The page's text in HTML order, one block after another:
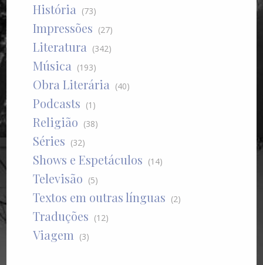
História (73)
Impressões (27)
Literatura (342)
Música (193)
Obra Literária (40)
Podcasts (1)
Religião (38)
Séries (32)
Shows e Espetáculos (14)
Televisão (5)
Textos em outras línguas (2)
Traduções (12)
Viagem (3)